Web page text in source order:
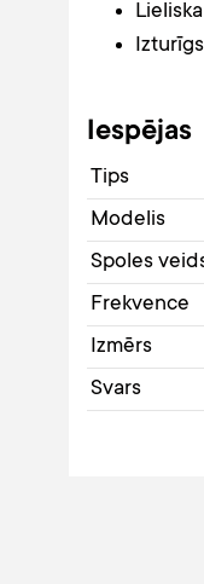
Iespējas
Tips
Modelis
Spoles
Frekvence
Izmērs
Svars